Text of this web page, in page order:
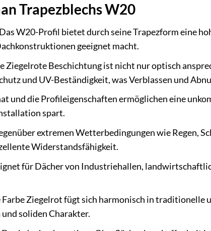
Trapezblechs W20
Das W20-Profil bietet durch seine Trapezform eine
geeignet macht.
Ziegelrote Beschichtung ist nicht nur optisch
und UV-Beständigkeit, was Verblassen und
und die Profileigenschaften ermöglichen eine
spart.
extremen Wetterbedingungen wie Regen,
Widerstandsfähigkeit.
für Dächer von Industriehallen,
Farbe Ziegelrot fügt sich harmonisch in traditionelle
soliden Charakter.